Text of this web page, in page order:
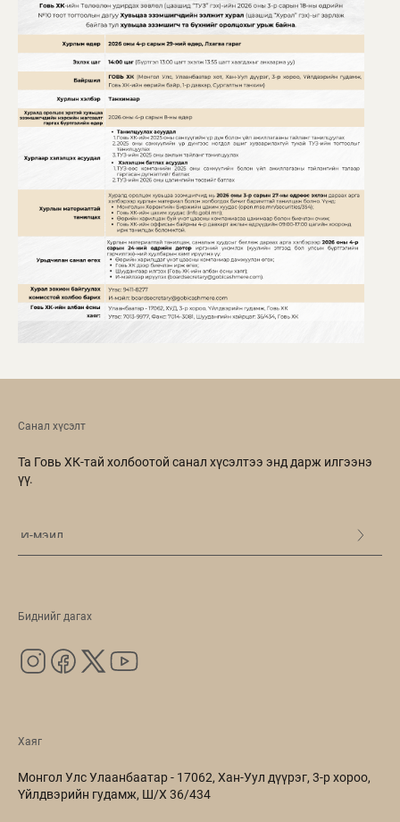
Хаяг
Монгол Улс Улаанбаатар - 17062, Хан-Уул дүүрэг, 3-р хороо,
Үйлдвэрийн гудамж, Ш/Х 36/434
Санал хүсэлт
Та Говь ХК-тай холбоотой санал хүсэлтээ энд дарж илгээнэ
үү.
Биднийг дагах